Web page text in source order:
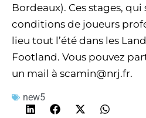
Bordeaux). Ces stages,
conditions de joueurs
lieu tout l’été dans les
Footland. Vous pouvez
un mail à scamin@nrj.fr.
new5